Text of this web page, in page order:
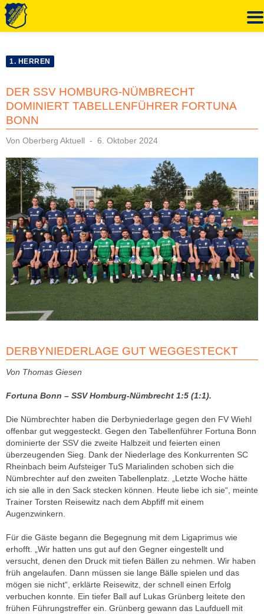
Inhalt
1. HERREN
DER SSV HOMBURG-NÜMBRECHT
DOMINIERT TABELLENFÜHRER FORTUNA
BONN
Von Oberberg Aktuell
Veröffentlicht
6. Oktober 2024
DERBYNIEDERLAGE GUT WEGGESTECKT
Von Thomas Giesen
Fortuna Bonn – SSV Homburg-Nümbrecht 1:5 (1:1).
Die Nümbrechter haben die Derbyniederlage gegen den FV Wiehl
offenbar gut weggesteckt. Gegen den Tabellenführer Fortuna Bonn
dominierte der SSV die zweite Halbzeit und feierten einen
überzeugenden Sieg. Dank der Niederlage des Konkurrenten SC
Rheinbach beim Aufsteiger TuS Marialinden schoben sich die
Nümbrechter auf den zweiten Tabellenplatz. „Letzte Woche hätte
ich sie alle in den Sack stecken können. Heute liebe ich sie“, meinte
Trainer Torsten Reisewitz nach dem Abpfiff mit einem
Augenzwinkern.
Für die Gäste begann die Begegnung mit dem Ligaprimus wie
erhofft. „Wir hatten uns gut auf den Gegner eingestellt und
versucht, denen den Druck mit tiefen Bällen zu nehmen. Wir haben
früh angelaufen. Dann müssen sie lange Bälle spielen und das
mögen sie nicht“, erklärte Reisewitz, der schnell einen Erfolg
verbuchen konnte. Ein tiefer Ball auf Lukas Grünberg leitete den
frühen Führungstreffer ein. Grünberg gewann das Laufduell mit